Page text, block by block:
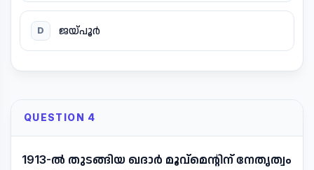
D ജയ്പൂർ
QUESTION 4
1913-ൽ തുടങ്ങിയ ഖദാർ മൂവ്മെന്റിന് നേതൃത്വം